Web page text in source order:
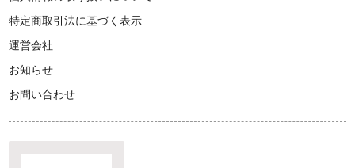
特定商取引法に基づく表示
運営会社
お知らせ
お問い合わせ